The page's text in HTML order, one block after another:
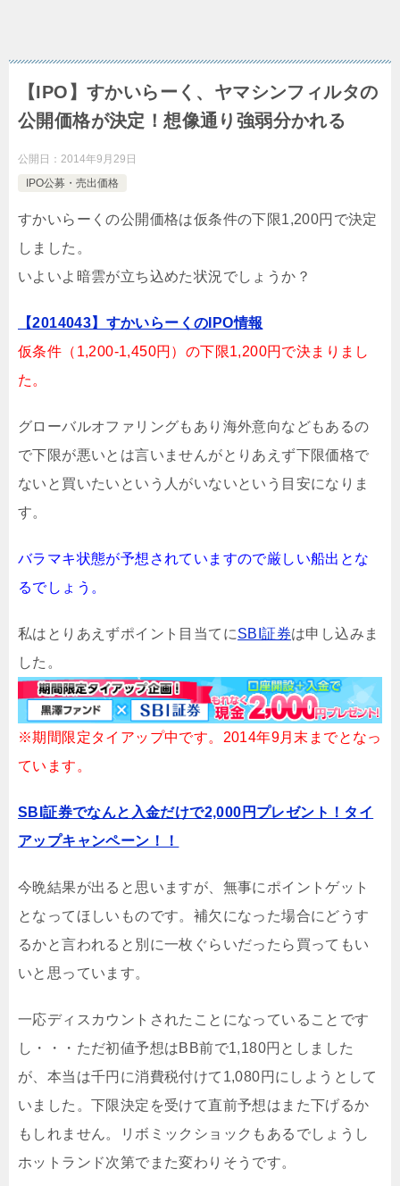
【IPO】すかいらーく、ヤマシンフィルタの
公開価格が決定！想像通り強弱分かれる
公開日： 2014年9月29日
IPO公募・売出価格
すかいらーくの公開価格は仮条件の下限1,200円で決定
しました。
いよいよ暗雲が立ち込めた状況でしょうか？
【2014043】すかいらーくのIPO情報
仮条件（1,200-1,450円）の下限1,200円で決まりまし
た。
グローバルオファリングもあり海外意向などもあるの
で下限が悪いとは言いませんがとりあえず下限価格で
ないと買いたいという人がいないという目安になりま
す。
バラマキ状態が予想されていますので厳しい船出とな
るでしょう。
私はとりあえずポイント目当てにSBI証券は申し込みま
した。
※期間限定タイアップ中です。2014年9月末までとなっ
ています。
SBI証券でなんと入金だけで2,000円プレゼント！タイ
アップキャンペーン！！
今晩結果が出ると思いますが、無事にポイントゲット
となってほしいものです。補欠になった場合にどうす
るかと言われると別に一枚ぐらいだったら買ってもい
いと思っています。
一応ディスカウントされたことになっていることです
し・・・ただ初値予想はBB前で1,180円としました
が、本当は千円に消費税付けて1,080円にしようとして
いました。下限決定を受けて直前予想はまた下げるか
もしれません。リボミックショックもあるでしょうし
ホットランド次第でまた変わりそうです。